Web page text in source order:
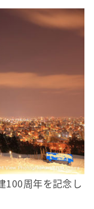
100周年を記念し